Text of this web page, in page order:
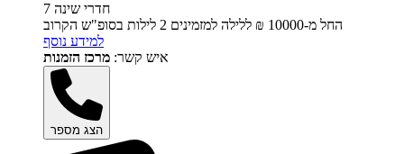
7 חדרי שינה
החל מ-‏10000 ₪ ללילה למזמינים 2 לילות בסופ"ש הקרוב
למידע נוסף
איש קשר: מרכז הזמנות
הצג מספר